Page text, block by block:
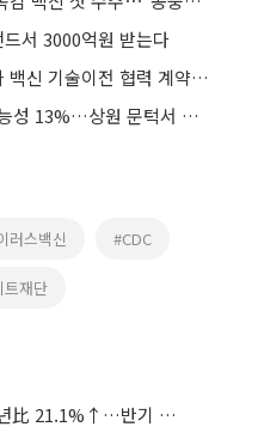
서 3000억원 받는다
SK바이오사이언스, 콜롬비아와 백신 기술이전 협력 계약 체결
美 클래리티 법안 연내 통과 가능성 13%…상원 문턱서 제동
러스백신 #CDC
트재단
보령, 상반기 영업익 440억, 전년比 21.1%↑…반기 역대 최대